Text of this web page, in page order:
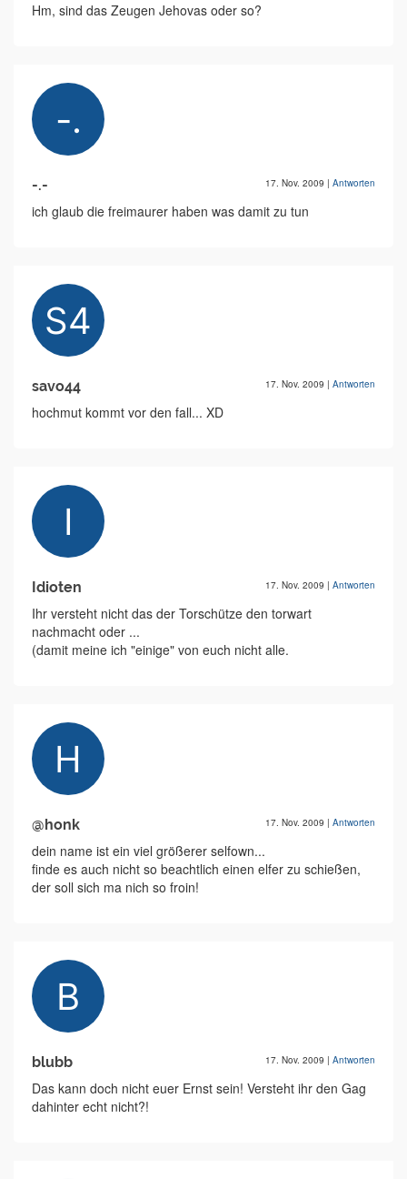
Hm, sind das Zeugen Jehovas oder so?
-.- 17. Nov. 2009 | Antworten
ich glaub die freimaurer haben was damit zu tun
savo44 17. Nov. 2009 | Antworten
hochmut kommt vor den fall... XD
Idioten 17. Nov. 2009 | Antworten
Ihr versteht nicht das der Torschütze den torwart
nachmacht oder ...
(damit meine ich "einige" von euch nicht alle.
@honk 17. Nov. 2009 | Antworten
dein name ist ein viel größerer selfown...
finde es auch nicht so beachtlich einen elfer zu schießen,
der soll sich ma nich so froin!
blubb 17. Nov. 2009 | Antworten
Das kann doch nicht euer Ernst sein! Versteht ihr den Gag
dahinter echt nicht?!